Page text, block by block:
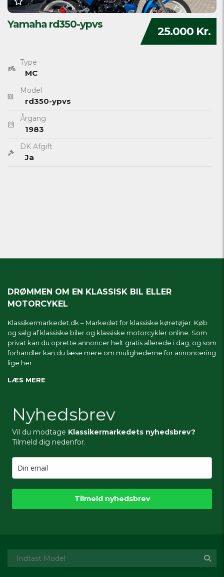
25.000 Kr.
Yamaha rd350-ypvs
Type
MC
Model
rd350-ypvs
Årgang
1983
DK Afgift
Ja
DRØMMEN OM EN KLASSISK BIL ELLER
MOTORCYKEL
Klassikermarkedet.dk – Markedet for klassiske køretøjer. Køb
og salg af klassiske biler og klassiske motorcykler online. Som
privat kan du oprette annoncer helt gratis allerede i dag, og som
forhandler kan du læse mere om mulighederne for annoncering
lige her.
LÆS MERE
Nyhedsbrev
Vil du modtage Klassikermarkedets nyhedsbrev?
Tilmeld dig nedenfor.
Tilmeld nyhedsbrev